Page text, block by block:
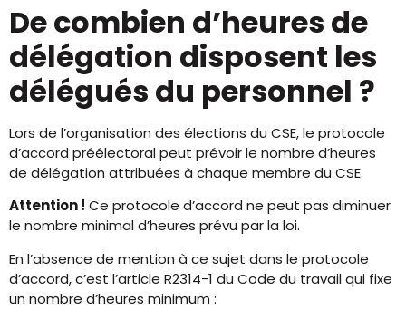
De combien d’heures de
délégation disposent les
délégués du personnel ?
Lors de l’organisation des élections du CSE, le protocole
d’accord préélectoral peut prévoir le nombre d’heures
de délégation attribuées à chaque membre du CSE.
Attention ! Ce protocole d’accord ne peut pas diminuer
le nombre minimal d’heures prévu par la loi.
En l’absence de mention à ce sujet dans le protocole
d’accord, c’est l’article R2314-1 du Code du travail qui fixe
un nombre d’heures minimum :